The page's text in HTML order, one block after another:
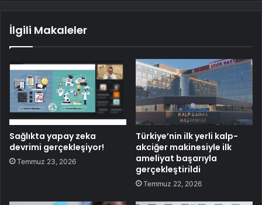
İlgili Makaleler
Sağlıkta yapay zeka
devrimi gerçekleşiyor!
Temmuz 23, 2026
Türkiye’nin ilk yerli kalp-
akciğer makinesiyle ilk
ameliyat başarıyla
gerçekleştirildi
Temmuz 22, 2026